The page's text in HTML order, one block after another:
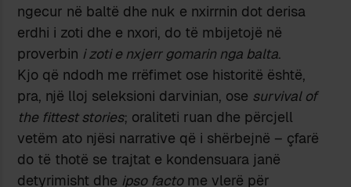
ngecur në baltë dhe nuk e nxirrnin dot derisa
erdhi i zoti dhe e nxori, do të mbijetojë në
proverbin i zoti e nxjerr gomarin nga balta.
Kjo që ndodh me rrëfimet ose historitë është,
pra, një lloj seleksioni darvinian, ose survival of
the fittest stories; oraliteti ruan dhe përcjell
vetëm ato njësi narrative që i shërbejnë – çfarë
do të thotë se trajtat e kondensuara janë
detyrimisht dhe ipso factome vlerë për